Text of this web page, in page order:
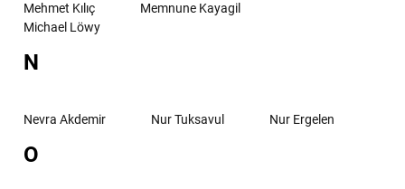
Mehmet Kılıç
Memnune Kayagil
Michael Löwy
N
Nevra Akdemir Nur Tuksavul Nur Ergelen
O